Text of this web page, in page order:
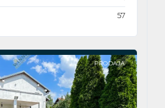
57
PRODAJA